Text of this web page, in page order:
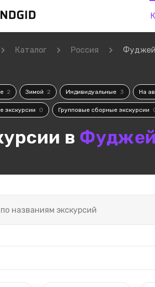
Каталог Россия
2 Зимой 2 Индивидуальные 3 На
экскурсии 0 Групповые сборные экскурсии
в